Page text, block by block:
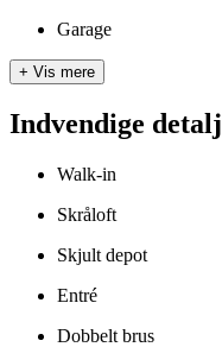
Garage
+ Vis mere
Indvendige
Walk-in
Skråloft
Skjult depot
Entré
Dobbelt brus